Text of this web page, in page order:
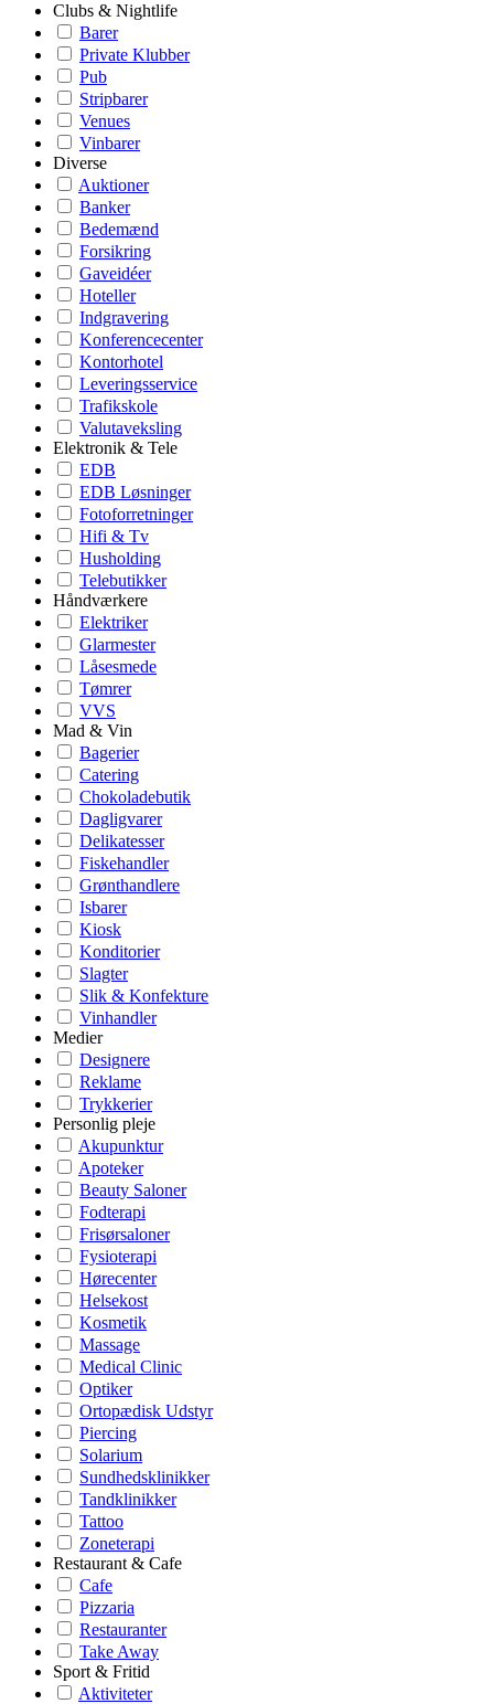
Clubs & Nightlife
Barer
Private Klubber
Pub
Stripbarer
Venues
Vinbarer
Diverse
Auktioner
Banker
Bedemænd
Forsikring
Gaveidéer
Hoteller
Indgravering
Konferencecenter
Kontorhotel
Leveringsservice
Trafikskole
Valutaveksling
Elektronik & Tele
EDB
EDB Løsninger
Fotoforretninger
Hifi & Tv
Husholding
Telebutikker
Håndværkere
Elektriker
Glarmester
Låsesmede
Tømrer
VVS
Mad & Vin
Bagerier
Catering
Chokoladebutik
Dagligvarer
Delikatesser
Fiskehandler
Grønthandlere
Isbarer
Kiosk
Konditorier
Slagter
Slik & Konfekture
Vinhandler
Medier
Designere
Reklame
Trykkerier
Personlig pleje
Akupunktur
Apoteker
Beauty Saloner
Fodterapi
Frisørsaloner
Fysioterapi
Hørecenter
Helsekost
Kosmetik
Massage
Medical Clinic
Optiker
Ortopædisk Udstyr
Piercing
Solarium
Sundhedsklinikker
Tandklinikker
Tattoo
Zoneterapi
Restaurant & Cafe
Cafe
Pizzaria
Restauranter
Take Away
Sport & Fritid
Aktiviteter